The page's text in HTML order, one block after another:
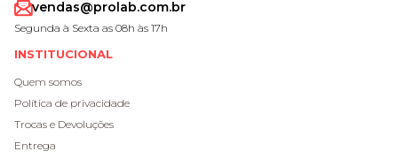
vendas@prolab.com.br
Segunda à Sexta as 08h às 17h
INSTITUCIONAL
Quem somos
Política de privacidade
Trocas e Devoluções
Entrega